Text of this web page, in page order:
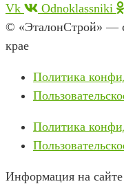
Vk
Odnoklassniki
© «ЭталонСтрой» —
крае
Политика
Политика
Информация на